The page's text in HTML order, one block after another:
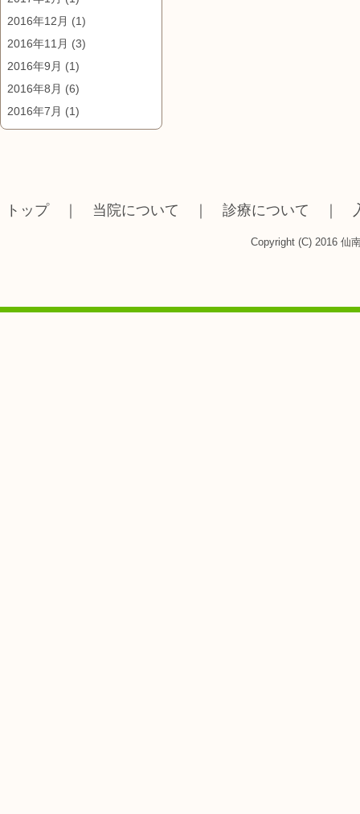
2016年12月 (1)
2016年11月 (3)
2016年9月 (1)
2016年8月 (6)
2016年7月 (1)
トップ｜ 当院について 診療について
Copyright (C) 2016 仙